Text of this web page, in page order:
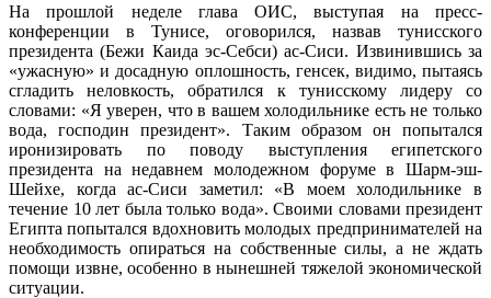
На прошлой неделе глава ОИС, выступая на пресс-
конференции в Тунисе, оговорился, назвав тунисского
президента (Бежи Каида эс-Себси) ас-Сиси. Извинившись за
«ужасную» и досадную оплошность, генсек, видимо, пытаясь
сгладить неловкость, обратился к тунисскому лидеру со
словами: «Я уверен, что в вашем холодильнике есть не только
вода, господин президент». Таким образом он попытался
иронизировать по поводу выступления египетского
президента на недавнем молодежном форуме в Шарм-эш-
Шейхе, когда ас-Сиси заметил: «В моем холодильнике в
течение 10 лет была только вода». Своими словами президент
Египта попытался вдохновить молодых предпринимателей на
необходимость опираться на собственные силы, а не ждать
помощи извне, особенно в нынешней тяжелой экономической
ситуации.